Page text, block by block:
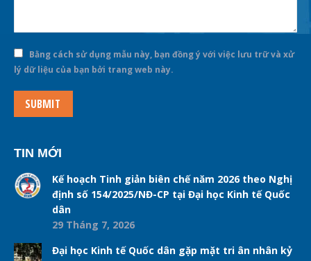
Bằng cách sử dụng mẫu này, bạn đồng ý với việc lưu trữ và xử
lý dữ liệu của bạn bởi trang web này.
SUBMIT
TIN MỚI
Kế hoạch Tinh giản biên chế năm 2026 theo Nghị
định số 154/2025/NĐ-CP tại Đại học Kinh tế Quốc
dân
29 Tháng 7, 2026
Đại học Kinh tế Quốc dân gặp mặt tri ân nhân kỷ